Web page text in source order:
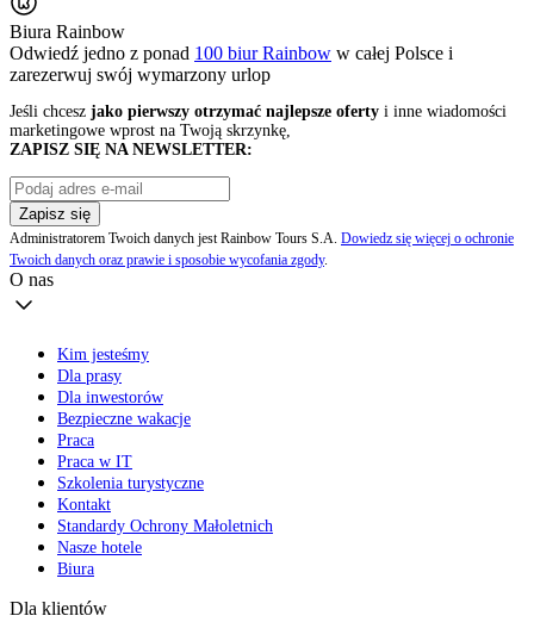
Biura Rainbow
Odwiedź jedno z ponad 100 biur Rainbow w całej Polsce i
zarezerwuj swój wymarzony urlop
Jeśli chcesz jako pierwszy otrzymać najlepsze oferty i inne wiadomości
marketingowe wprost na Twoją skrzynkę,
ZAPISZ SIĘ NA NEWSLETTER:
Zapisz się
Administratorem Twoich danych jest Rainbow Tours S.A. Dowiedz się więcej o ochronie
Twoich danych oraz prawie i sposobie wycofania zgody.
O nas
Kim jesteśmy
Dla prasy
Dla inwestorów
Bezpieczne wakacje
Praca
Praca w IT
Szkolenia turystyczne
Kontakt
Standardy Ochrony Małoletnich
Nasze hotele
Biura
Dla klientów